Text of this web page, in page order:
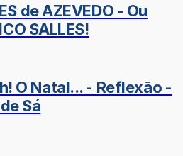
de AZEVEDO - Ou
SALLES!
O Natal... - Reflexão -
Sá